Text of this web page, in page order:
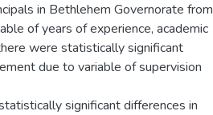
in Bethlehem Governorate from
of years of experience, academic
were statistically significant
due to variable of supervision
significant differences in